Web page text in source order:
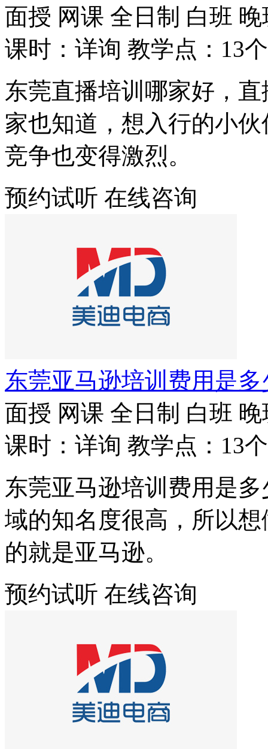
面授 网课 全日制 白班 晚
课时：详询 教学点：13个
东莞直播培训哪家好，
家也知道，想入行的小
竞争也变得激烈。
预约试听 在线咨询
东莞亚马逊培训费用是多
面授 网课 全日制 白班 晚
课时：详询 教学点：13个
东莞亚马逊培训费用是
域的知名度很高，所以
的就是亚马逊。
预约试听 在线咨询